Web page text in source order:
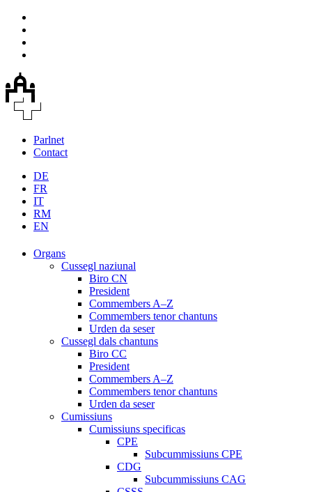
Parlnet
Contact
DE
FR
IT
RM
EN
Organs
Cussegl naziunal
Biro CN
President
Commembers A–Z
Commembers tenor chantuns
Urden da seser
Cussegl dals chantuns
Biro CC
President
Commembers A–Z
Commembers tenor chantuns
Urden da seser
Cumissiuns
Cumissiuns specificas
CPE
Subcummissiuns CPE
CDG
Subcummissiuns CAG